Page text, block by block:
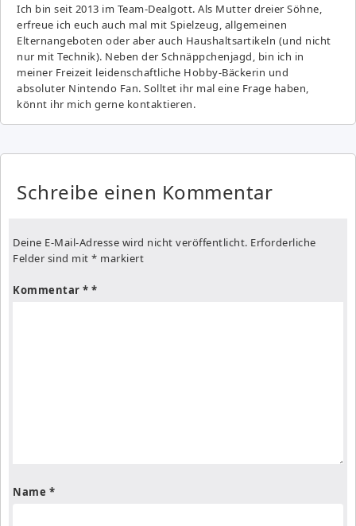
Ich bin seit 2013 im Team-Dealgott. Als Mutter dreier Söhne,
erfreue ich euch auch mal mit Spielzeug, allgemeinen
Elternangeboten oder aber auch Haushaltsartikeln (und nicht
nur mit Technik). Neben der Schnäppchenjagd, bin ich in
meiner Freizeit leidenschaftliche Hobby-Bäckerin und
absoluter Nintendo Fan. Solltet ihr mal eine Frage haben,
könnt ihr mich gerne kontaktieren.
Schreibe einen Kommentar
Deine E-Mail-Adresse wird nicht veröffentlicht. Erforderliche
Felder sind mit * markiert
Kommentar *
Name *